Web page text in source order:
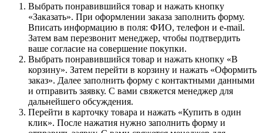
Выбрать понравившийся товар и нажать кнопку
«Заказать». При оформлении заказа заполнить форму.
Вписать информацию в поля: ФИО, телефон и e-mail.
Затем вам перезвонит менеджер, чтобы подтвердить
ваше согласие на совершение покупки.
Выбрать понравившийся товар и нажать кнопку «В
корзину». Затем перейти в корзину и нажать «Оформить
заказ». Далее заполнить форму с контактными данными
и отправить заявку. С вами свяжется менеджер для
дальнейшего обсуждения.
Перейти в карточку товара и нажать «Купить в один
клик». После нажатия нужно заполнить форму и